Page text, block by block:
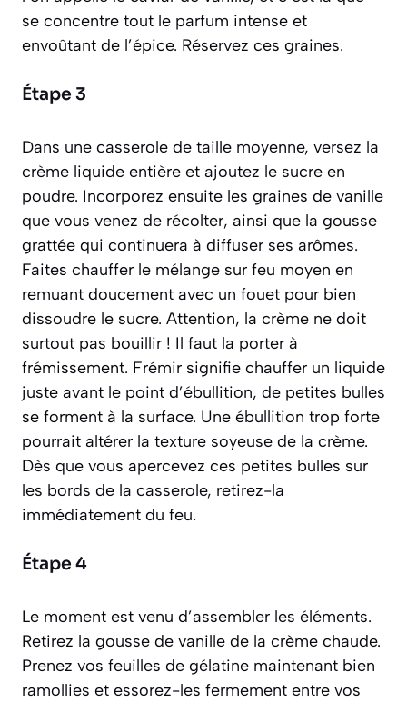
se concentre tout le parfum intense et
envoûtant de l’épice. Réservez ces graines.
Étape 3
Dans une casserole de taille moyenne, versez la
crème liquide entière et ajoutez le sucre en
poudre. Incorporez ensuite les graines de vanille
que vous venez de récolter, ainsi que la gousse
grattée qui continuera à diffuser ses arômes.
Faites chauffer le mélange sur feu moyen en
remuant doucement avec un fouet pour bien
dissoudre le sucre. Attention, la crème ne doit
surtout pas bouillir ! Il faut la porter à
frémissement. Frémir signifie chauffer un liquide
juste avant le point d’ébullition, de petites bulles
se forment à la surface. Une ébullition trop forte
pourrait altérer la texture soyeuse de la crème.
Dès que vous apercevez ces petites bulles sur
les bords de la casserole, retirez-la
immédiatement du feu.
Étape 4
Le moment est venu d’assembler les éléments.
Retirez la gousse de vanille de la crème chaude.
Prenez vos feuilles de gélatine maintenant bien
ramollies et essorez-les fermement entre vos